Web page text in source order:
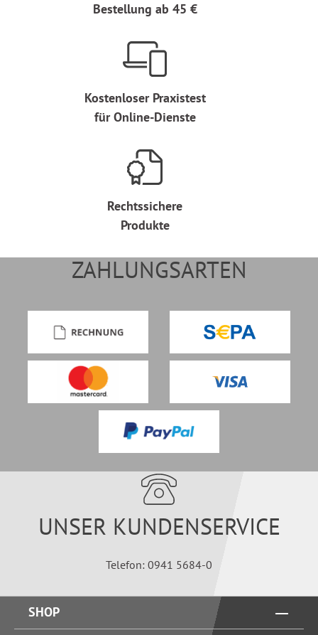
Bestellung ab 45 €
Kostenloser Praxistest
für Online-Dienste
Rechtssichere
Produkte
ZAHLUNGSARTEN
UNSER KUNDENSERVICE
Telefon: 0941 5684-0
SHOP